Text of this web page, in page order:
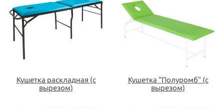
Кушетка раскладная (с
вырезом)
Кушетка "Полуромб" (с
вырезом)